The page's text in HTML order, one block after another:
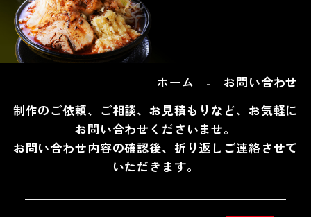
ホーム
お問い合わせ
制作のご依頼、ご相談、お見積もりなど、お気軽に
お問い合わせくださいませ。
お問い合わせ内容の確認後、折り返しご連絡させて
いただきます。